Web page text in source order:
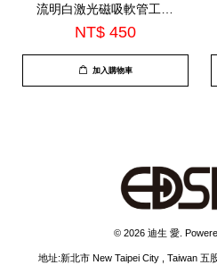
流明白激光磁吸軟管工作
燈(EDS-G872)
NT$ 450
加入購物車
© 2026 迪生 愛.
地址:新北市 New Taipei City , Taiwan 五